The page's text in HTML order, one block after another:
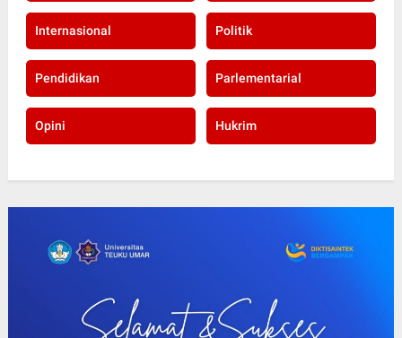
Internasional Politik
Pendidikan Parlementarial
Opini Hukrim